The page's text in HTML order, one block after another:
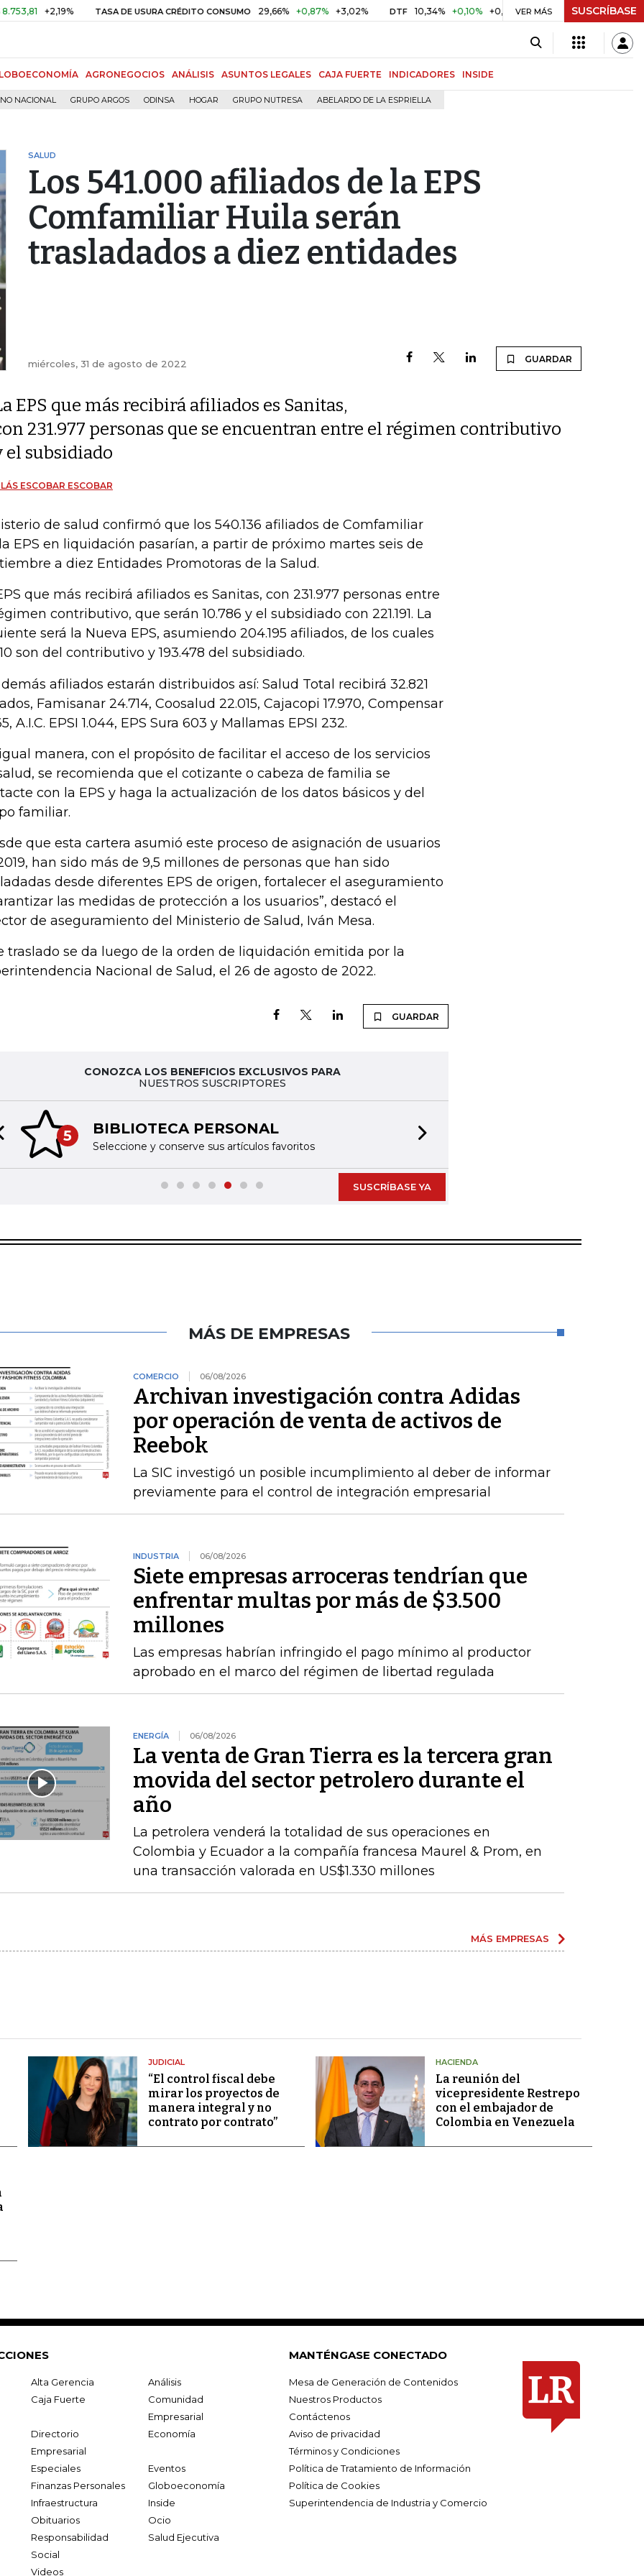
+2,19% TASA DE USURA CRÉDITO CONSUMO 29,66% +0,87% +3,02% DTF 10,34% +0,10% +0,98% UVR $ 417,01 +$ 0,05 +0,01%
VER MÁS SUSCRÍBASE
AGRONEGOCIOS ANÁLISIS ASUNTOS LEGALES CAJA FUERTE INDICADORES INSIDE
NACIONAL GRUPO ARGOS ODINSA HOGAR GRUPO NUTRESA ABELARDO DE LA ESPRIELLA
SALUD
Los 541.000 afiliados de la EPS
Comfamiliar Huila serán
trasladados a diez entidades
miércoles, 31 de agosto de 2022 GUARDAR
EPS que más recibirá afiliados es Sanitas,
231.977 personas que se encuentran entre el régimen contributivo
el subsidiado
ESCOBAR ESCOBAR
de salud confirmó que los 540.136 afiliados de Comfamiliar
EPS en liquidación pasarían, a partir de próximo martes seis de
a diez Entidades Promotoras de la Salud.
que más recibirá afiliados es Sanitas, con 231.977 personas entre
contributivo, que serán 10.786 y el subsidiado con 221.191. La
será la Nueva EPS, asumiendo 204.195 afiliados, de los cuales
son del contributivo y 193.478 del subsidiado.
afiliados estarán distribuidos así: Salud Total recibirá 32.821
Famisanar 24.714, Coosalud 22.015, Cajacopi 17.970, Compensar
A.I.C. EPSI 1.044, EPS Sura 603 y Mallamas EPSI 232.
manera, con el propósito de facilitar el acceso de los servicios
se recomienda que el cotizante o cabeza de familia se
con la EPS y haga la actualización de los datos básicos y del
familiar.
que esta cartera asumió este proceso de asignación de usuarios
han sido más de 9,5 millones de personas que han sido
desde diferentes EPS de origen, fortalecer el aseguramiento
las medidas de protección a los usuarios”, destacó el
de aseguramiento del Ministerio de Salud, Iván Mesa.
traslado se da luego de la orden de liquidación emitida por la
Nacional de Salud, el 26 de agosto de 2022.
GUARDAR
CONOZCA LOS BENEFICIOS EXCLUSIVOS PARA
NUESTROS SUSCRIPTORES
5 BIBLIOTECA PERSONAL
Seleccione y conserve sus artículos favoritos
slide
SUSCRÍBASE YA
MÁS DE EMPRESAS
COMERCIO 06/08/2026
Archivan investigación contra Adidas
por operación de venta de activos de
Reebok
La SIC investigó un posible incumplimiento al deber de informar
previamente para el control de integración empresarial
INDUSTRIA 06/08/2026
Siete empresas arroceras tendrían que
enfrentar multas por más de $3.500
millones
Las empresas habrían infringido el pago mínimo al productor
aprobado en el marco del régimen de libertad regulada
ENERGÍA 06/08/2026
La venta de Gran Tierra es la tercera gran
movida del sector petrolero durante el
año
La petrolera venderá la totalidad de sus operaciones en
Colombia y Ecuador a la compañía francesa Maurel & Prom, en
una transacción valorada en US$1.330 millones
MÁS EMPRESAS
JUDICIAL
“El control fiscal debe
mirar los proyectos de
manera integral y no
contrato por contrato”
HACIENDA
La reunión del
vicepresidente Restrepo
con el embajador de
Colombia en Venezuela
Alta Gerencia
Análisis
Caja Fuerte
Comunidad
Empresarial
Directorio
Empresarial
Economía
Especiales
Eventos
Finanzas Personales
Globoeconomía
Infraestructura
Inside
Obituarios
Ocio
Responsabilidad
Social
Salud Ejecutiva
Videos
MANTÉNGASE CONECTADO
Mesa de Generación de Contenidos
Nuestros Productos
Contáctenos
Aviso de privacidad
Términos y Condiciones
Política de Tratamiento de Información
Política de Cookies
Superintendencia de Industria y Comercio